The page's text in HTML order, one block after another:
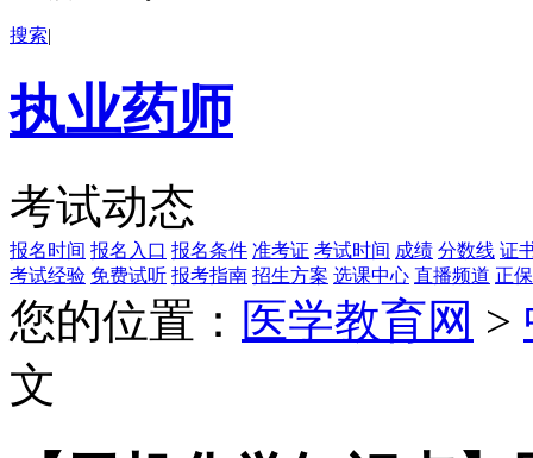
搜索|
执业药师
考试动态
报名时间 报名入口 报名条件 准考证 考试时间 成绩 分数线 证
考试经验 免费试听 报考指南 招生方案 选课中心 直播频道 正
您的位置： 医学教育网 >
文